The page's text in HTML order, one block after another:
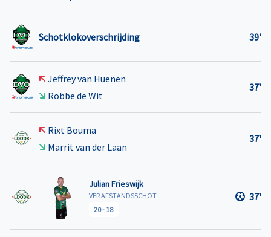
Schotklokoverschrijding 39'
Jeffrey van Huenen
Robbe de Wit
37'
Rixt Bouma
Marrit van der Laan
37'
Julian Frieswijk
VER AFSTANDSSCHOT
20- 18
37'